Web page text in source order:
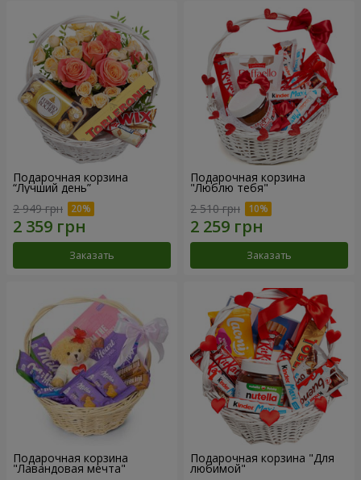
Подарочная корзина
“Лучший день”
2 949 грн
Заказать
Подарочная корзина
"Люблю тебя"
2 510 грн
Заказать
Подарочная корзина
"Лавандовая мечта"
Подарочная корзина "Для
любимой"